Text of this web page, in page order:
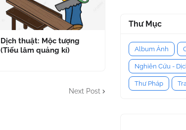
Dịch thuật: Mộc tượng
(Tiếu lâm quảng kí)
Next Post
Thư Mục
Album Ảnh
Nghiên Cứu -
Thư Pháp